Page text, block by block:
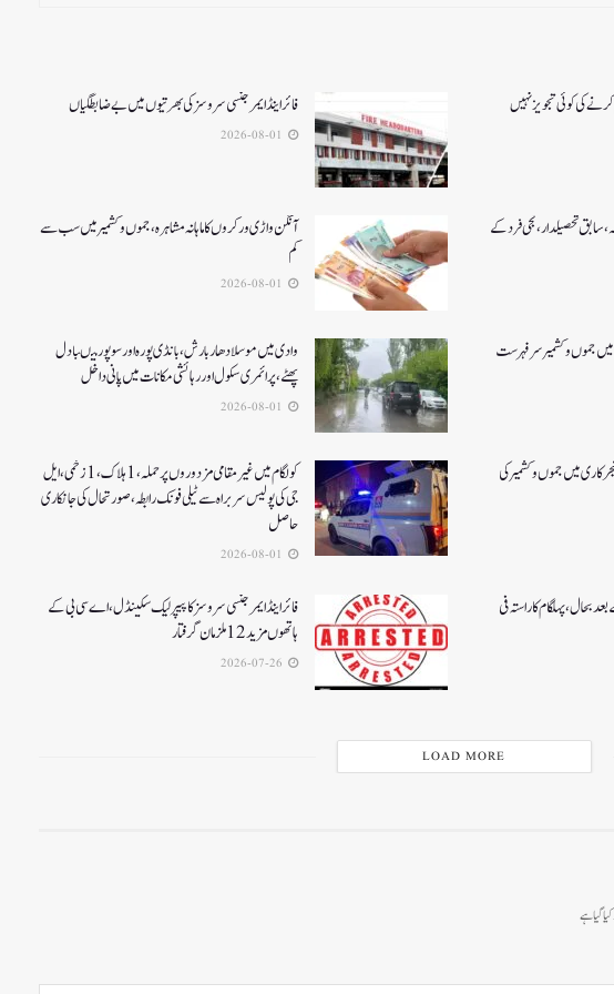
کی کوئی تجویز نہیں فائر اینڈ ایمرجنسی سروسزکی بھرتیوں میں بے ضابطگیاں
تحصیلدار، نجی فرد کے
آنگن واڑی ورکروں کا ماہانہ مشاہرہ، جموں و کشمیر میں سب سے
کم
جموں و کشمیر سرفہرست
وادی میں موسلادھار بارش،بانڈی پورہ اور سوپور میںبادل
پھٹے، پرائمری سکول اور رہائشی مکانات میں پانی داخل
میں جموں و کشمیر کی
کولگام میں غیر مقامی مزدوروں پر حملہ،1ہلاک،1زخمی،ایل
جی کی پولیس سربراہ سے ٹیلی فونک رابطہ، صورتحال کی جانکاری
حاصل
کے بعد بحال،پہلگام کا راستہ فی
فائر اینڈ ایمرجنسی سروسز کا پیپر لیک سکینڈل،اے سی بی کے
ہاتھوں مزید 12 ملزمان گرفتار
LOAD MORE
گیا ہے